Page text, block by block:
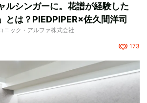
ルシンガーに。花譜が経験した
とは？PIEDPIPER×佐久間洋司
ニック・アルファ株式会社
173